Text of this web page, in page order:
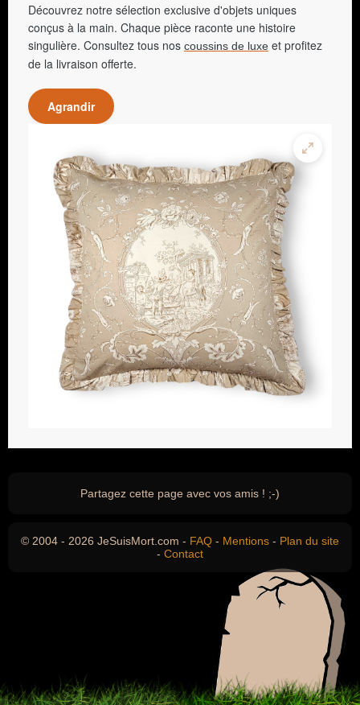
Découvrez notre sélection exclusive d'objets uniques
conçus à la main. Chaque pièce raconte une histoire
singulière. Consultez tous nos coussins de luxe et profitez
de la livraison offerte.
Agrandir
Partagez cette page avec vos amis ! ;-)
© 2004 - 2026 JeSuisMort.com - FAQ - Mentions - Plan du site
- Contact